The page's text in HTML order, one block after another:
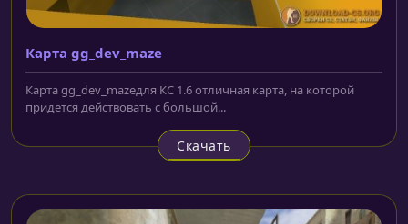
Карта gg_dev_maze
Карта gg_dev_mazeдля КС 1.6 отличная карта, на которой
придется действовать с большой...
Скачать